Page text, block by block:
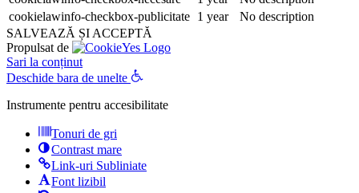
cookielawinfo-checkbox-publicitate 1 year
No description
SALVEAZĂ ȘI ACCEPTĂ
Propulsat de
Sari la conținut
Deschide bara de unelte
Instrumente pentru accesibilitate
Tonuri de gri
Contrast mare
Link-uri Subliniate
Font lizibil